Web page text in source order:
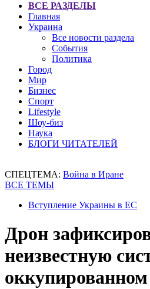
ВСЕ РАЗДЕЛЫ
Главная
Украина
Все новости раздела
События
Политика
Город
Мир
Бизнес
Спорт
Lifestyle
Шоу-биз
Наука
БЛОГИ ЧИТАТЕЛЕЙ
СПЕЦТЕМА: Война в Иране
ВСЕ ТЕМЫ
Вступление Украины в ЕС
Дрон
неизвестную